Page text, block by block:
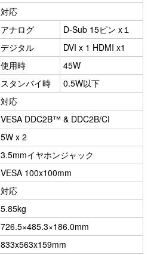
対応
アナログ
D-Sub 15ピン x１
デジタル
DVI x 1 HDMI x1
使用時
45W
スタンバイ時
0.5W以下
対応
VESA DDC2B™ & DDC2B/CI
5W x 2
3.5mmイヤホンジャック
VESA 100x100mm
対応
5.85kg
726.5×485.3×186.0mm
833x563x159mm